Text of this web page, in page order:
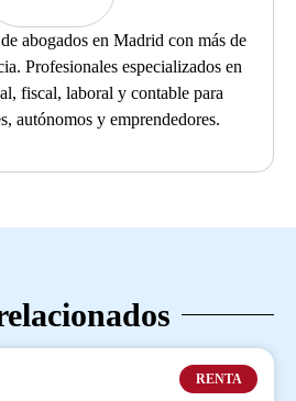
abogados en Madrid con más de
Profesionales especializados en
fiscal, laboral y contable para
autónomos y emprendedores.
RENTA